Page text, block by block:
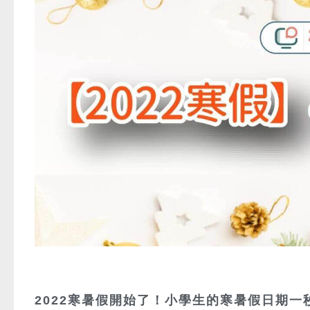
2022寒暑假開始了！小學生的寒暑假日期一